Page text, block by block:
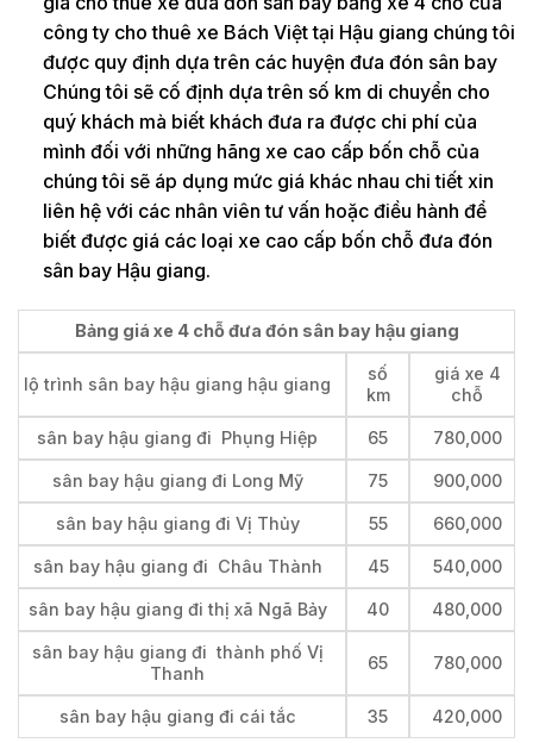
công ty cho thuê xe Bách Việt tại Hậu giang chúng tôi
được quy định dựa trên các huyện đưa đón sân bay
Chúng tôi sẽ cố định dựa trên số km di chuyển cho
quý khách mà biết khách đưa ra được chi phí của
mình đối với những hãng xe cao cấp bốn chỗ của
chúng tôi sẽ áp dụng mức giá khác nhau chi tiết xin
liên hệ với các nhân viên tư vấn hoặc điều hành để
biết được giá các loại xe cao cấp bốn chỗ đưa đón
sân bay Hậu giang.
Bảng giá xe 4 chỗ đưa đón sân bay hậu giang
lộ trình sân bay hậu giang hậu giang
số
km
giá xe 4
chỗ
sân bay hậu giang đi Phụng Hiệp 65 780,000
sân bay hậu giang đi Long Mỹ 75 900,000
sân bay hậu giang đi Vị Thủy 55 660,000
sân bay hậu giang đi Châu Thành 45 540,000
sân bay hậu giang đi thị xã Ngã Bảy 40 480,000
sân bay hậu giang đi thành phố Vị
Thanh
65 780,000
sân bay hậu giang đi cái tắc 35 420,000